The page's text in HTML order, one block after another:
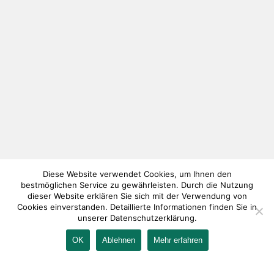
IMPRESSUM KONTAKT AGB DATENSCHUTZ
Diese Website verwendet Cookies, um Ihnen den
bestmöglichen Service zu gewährleisten. Durch die Nutzung
dieser Website erklären Sie sich mit der Verwendung von
Cookies einverstanden. Detaillierte Informationen finden Sie in
unserer Datenschutzerklärung.
OK Ablehnen Mehr erfahren